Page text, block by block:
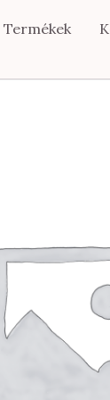
Termékek